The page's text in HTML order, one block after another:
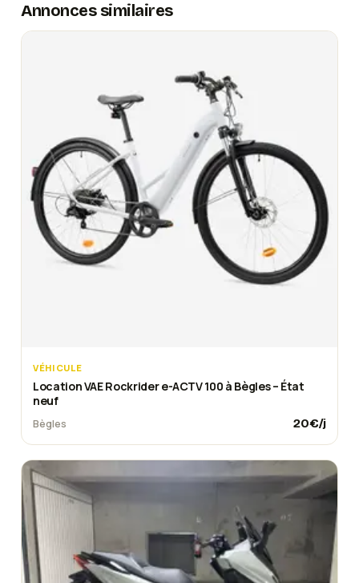
Annonces similaires
VÉHICULE
Location VAE Rockrider e-ACTV 100 à Bègles – État
neuf
Bègles 20€/j